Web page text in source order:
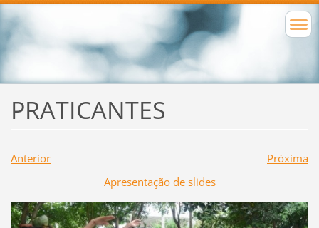
PRATICANTES
Anterior
Próxima
Apresentação de slides